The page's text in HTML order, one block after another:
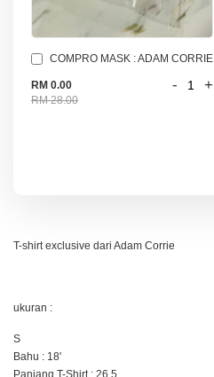
COMPRO MASK : ADAM CORRIE
RM 0.00
RM 28.00
- +
T-shirt exclusive dari Adam Corrie
ukuran :
S
Bahu : 18'